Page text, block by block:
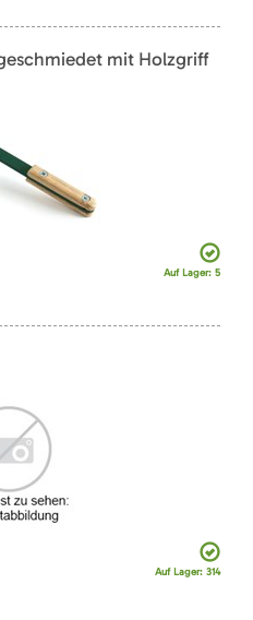
mit Holzgriff
Auf Lager: 5
Auf Lager: 314